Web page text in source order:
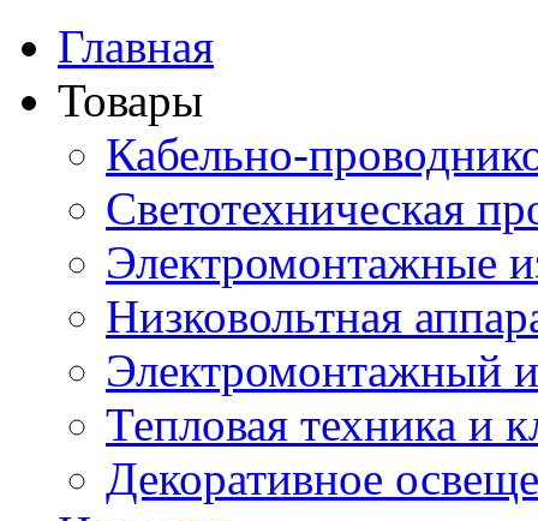
Главная
Товары
Кабельно-
Светотехническая
Электромонтажные
Низковольтная
Электромонтажный
Тепловая техника и
Декоративное